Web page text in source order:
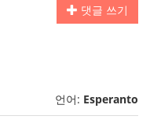
댓글 쓰기
언어: Esperanto